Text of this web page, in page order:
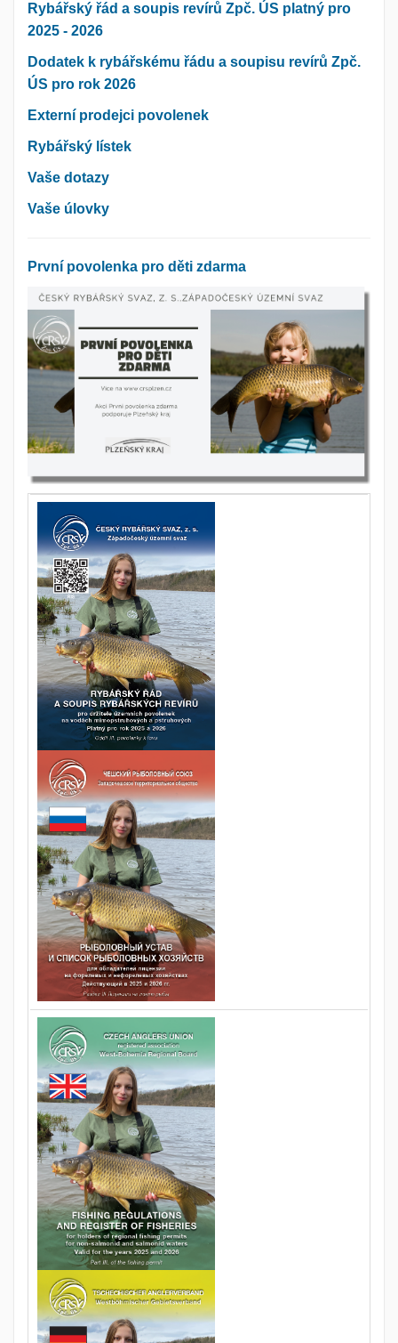
Rybářský řád a soupis revírů Zpč. ÚS platný pro
2025 - 2026
Dodatek k rybářskému řádu a soupisu revírů Zpč.
ÚS pro rok 2026
Externí prodejci povolenek
Rybářský lístek
Vaše dotazy
Vaše úlovky
První povolenka pro děti zdarma